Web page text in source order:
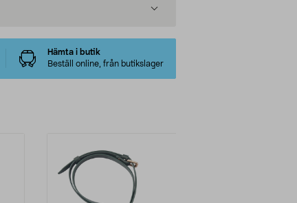
Hämta i butik
Beställ online, från butikslager